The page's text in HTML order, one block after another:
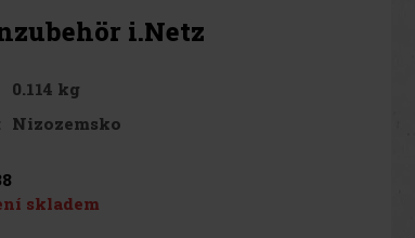
i.Netz
0.114 kg
Nizozemsko
skladem